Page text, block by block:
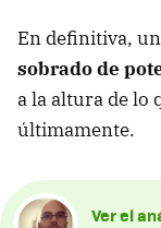
En definitiva,
sobrado de
a la altura de lo
últimamente.
Ver el